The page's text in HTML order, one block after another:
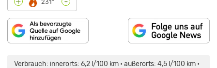
231°
Verbrauch: innerorts: 6,2 l/100 km • außerorts: 4,5 l/100 km •
AUDI